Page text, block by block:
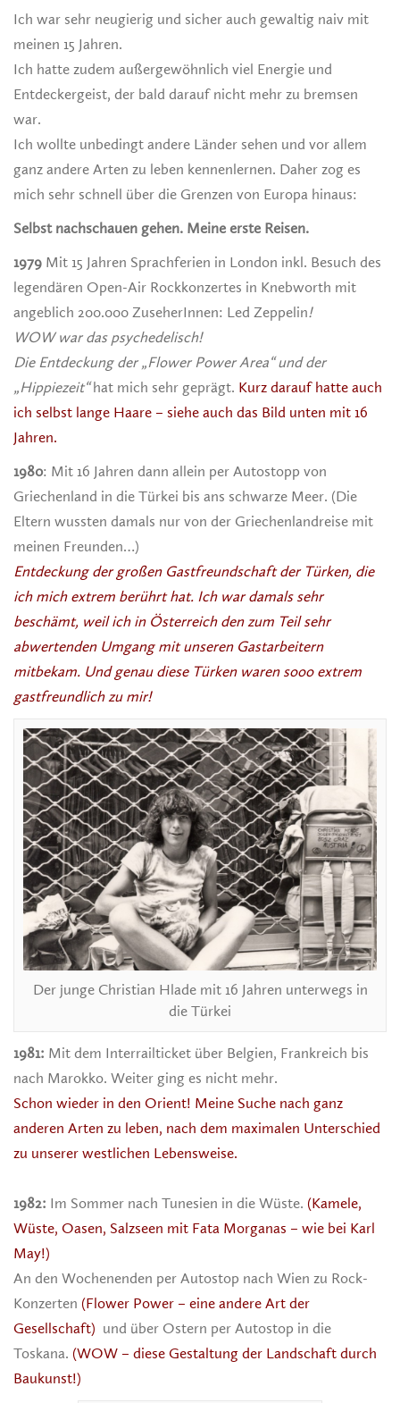
Ich war sehr neugierig und sicher auch gewaltig naiv mit
meinen 15 Jahren.
Ich hatte zudem außergewöhnlich viel Energie und
Entdeckergeist, der bald darauf nicht mehr zu bremsen
war.
Ich wollte unbedingt andere Länder sehen und vor allem
ganz andere Arten zu leben kennenlernen. Daher zog es
mich sehr schnell über die Grenzen von Europa hinaus:
Selbst nachschauen gehen. Meine erste Reisen.
1979 Mit 15 Jahren Sprachferien in London inkl. Besuch des
legendären Open-Air Rockkonzertes in Knebworth mit
angeblich 200.000 ZuseherInnen: Led Zeppelin!
WOW war daspsychedelisch!
Die Entdeckung der „Flower Power Area“ und der
„Hippiezeit“hat mich sehr geprägt. Kurz darauf hatte auch
ich selbst lange Haare – siehe auch das Bild unten mit 16
Jahren.
1980: Mit 16 Jahren dann allein per Autostopp von
Griechenland in die Türkei bis ans schwarze Meer. (Die
Eltern wussten damals nur von der Griechenlandreise mit
meinen Freunden…)
Entdeckung der großen Gastfreundschaft der Türken, die
ich mich extrem berührt hat. Ich war damals sehr
beschämt, weil ich in Österreich den zum Teil sehr
abwertenden Umgang mit unseren Gastarbeitern
mitbekam. Und genau diese Türken waren sooo extrem
gastfreundlich zu mir!
Der junge Christian Hlade mit 16 Jahren unterwegs in
die Türkei
1981: Mit dem Interrailticket über Belgien, Frankreich bis
nach Marokko. Weiter ging es nicht mehr.
Schon wieder in den Orient! Meine Suche nach ganz
anderen Arten zu leben, nach dem maximalen Unterschied
zu unserer westlichen Lebensweise.
1982: Im Sommer nach Tunesien in die Wüste. (Kamele,
Wüste, Oasen, Salzseen mit Fata Morganas – wie bei Karl
May!)
An den Wochenenden per Autostop nach Wien zu Rock-
Konzerten (Flower Power – eine andere Art der
Gesellschaft) und über Ostern per Autostop in die
Toskana. (WOW – diese Gestaltung der Landschaft durch
Baukunst!)